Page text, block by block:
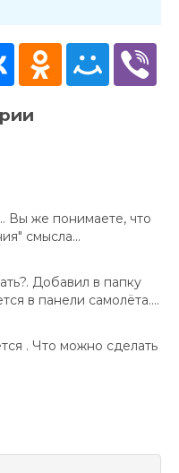
Вы же понимаете, что
смысла...
Добавил в папку
в панели самолёта....
. Что можно сделать